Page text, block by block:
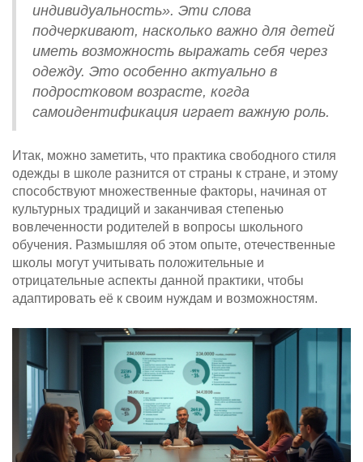
индивидуальность». Эти слова
подчеркивают, насколько важно для детей
иметь возможность выражать себя через
одежду. Это особенно актуально в
подростковом возрасте, когда
самоидентификация играет важную роль.
Итак, можно заметить, что практика свободного стиля
одежды в школе разнится от страны к стране, и этому
способствуют множественные факторы, начиная от
культурных традиций и заканчивая степенью
вовлеченности родителей в вопросы школьного
обучения. Размышляя об этом опыте, отечественные
школы могут учитывать положительные и
отрицательные аспекты данной практики, чтобы
адаптировать её к своим нуждам и возможностям.